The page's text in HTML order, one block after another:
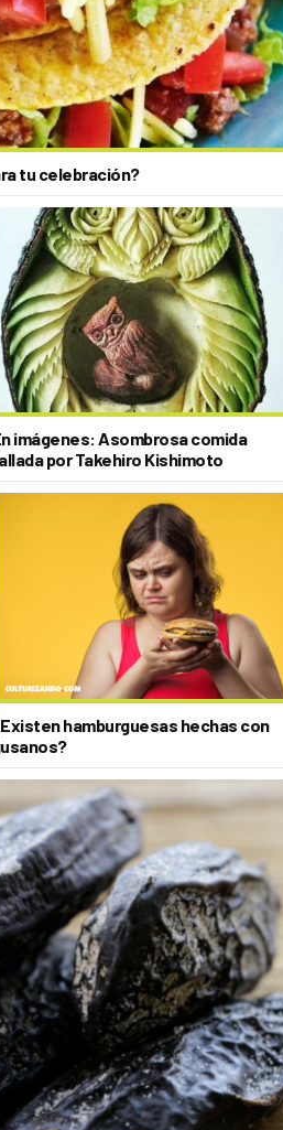
tu celebración?
imágenes: Asombrosa comida
por Takehiro Kishimoto
hamburguesas hechas con